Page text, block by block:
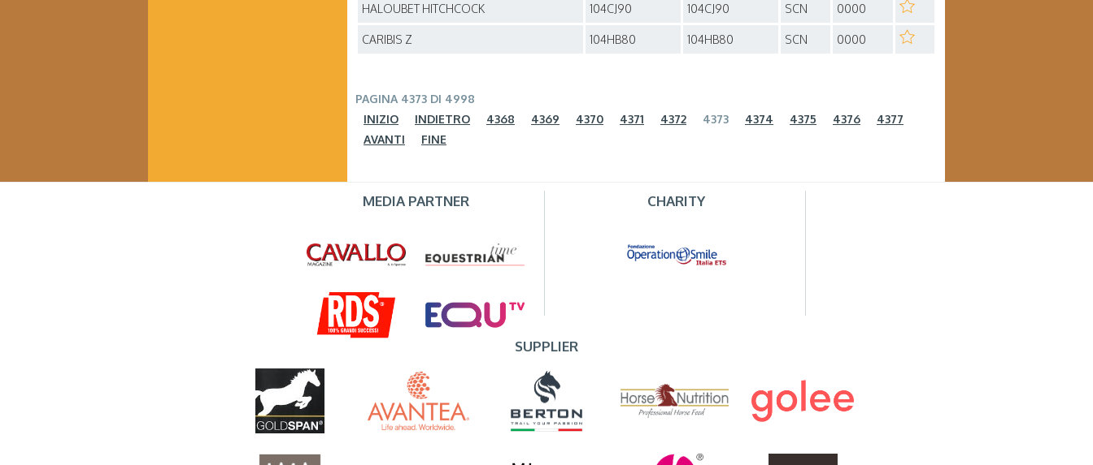
HALOUBET HITCHCOCK 104CJ90 104CJ90 SCN 0000
CARIBIS Z 104HB80 104HB80 SCN 0000
PAGINA 4373 DI 4998
INIZIO
INDIETRO 4368 4369 4370 4371 4372 4373 4374 4375 4376
4377
AVANTI
FINE
MEDIA PARTNER CHARITY
SUPPLIER